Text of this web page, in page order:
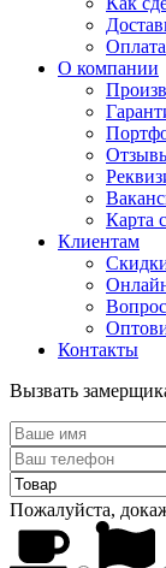
О компании
Карта
Клиентам
Контакты
Вызвать
Пожалуйста,